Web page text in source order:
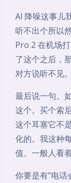
AI 降噪这事儿
听不出个所以
Pro 2 在机场
了这个之后，
对方说听不见
最后说一句。
这个。买个索
这个耳塞它不
化的。我这种
值。一般人看
你要是有”电